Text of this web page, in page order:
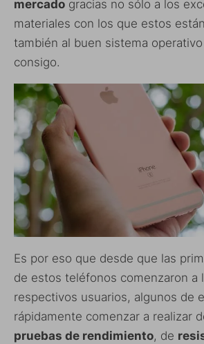
mercado gracias no sólo a los
materiales con los que estos
también al buen sistema
consigo.
Es por eso que desde que las
de estos teléfonos comenzaron a
respectivos usuarios, algunos de
rápidamente comenzar a realizar
pruebas de rendimiento, de